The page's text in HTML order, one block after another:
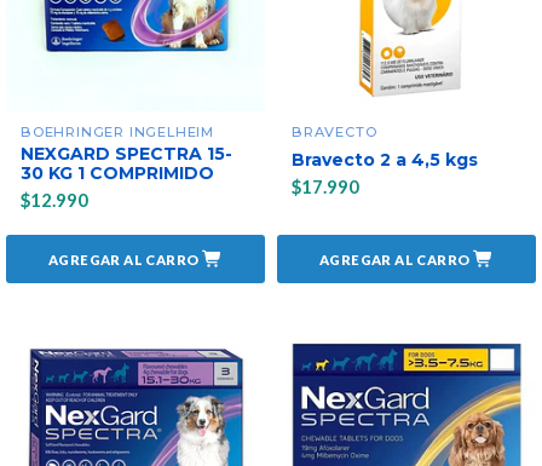
BOEHRINGER INGELHEIM
NEXGARD SPECTRA 15-
30 KG 1 COMPRIMIDO
$12.990
AGREGAR AL CARRO
BRAVECTO
Bravecto 2 a 4,5 kgs
$17.990
AGREGAR AL CARRO